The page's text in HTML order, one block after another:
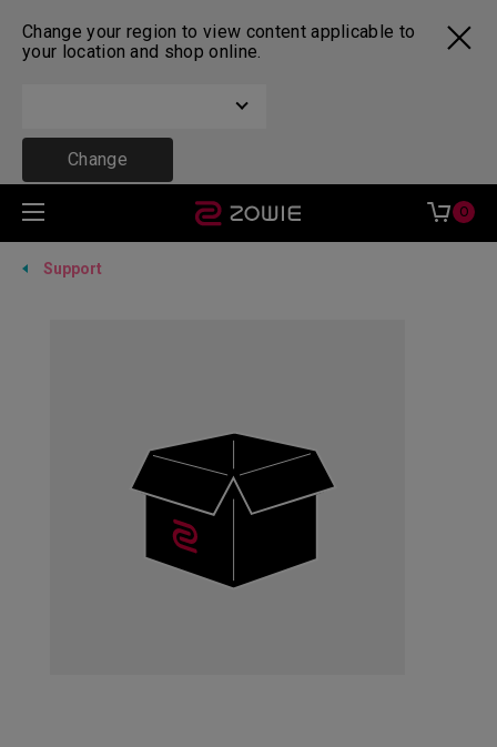
Change your region to view content applicable to
your location and shop online.
Change
0
Support